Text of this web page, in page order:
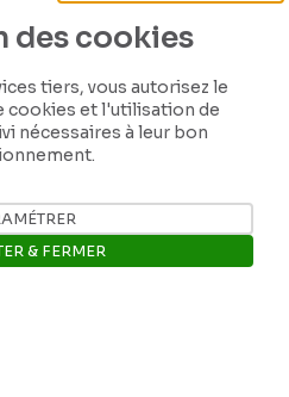
des cookies
tiers, vous autorisez le
cookies et l'utilisation de
nécessaires à leur bon
& FERMER